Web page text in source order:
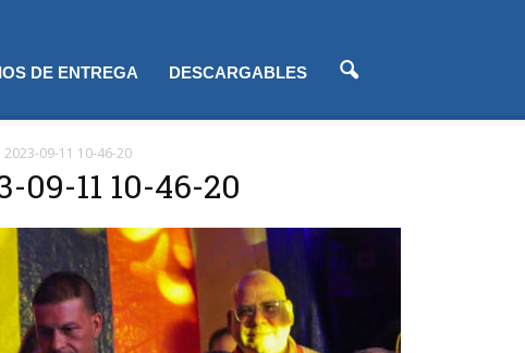
DE ENTREGA DESCARGABLES
09-11 10-46-20
09-11 10-46-20